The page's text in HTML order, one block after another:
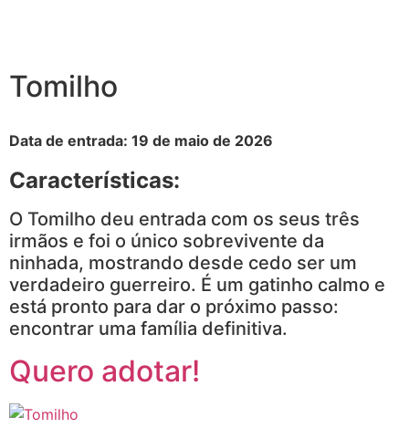
Tomilho
Data de entrada: 19 de maio de 2026
Características:
O Tomilho deu entrada com os seus três
irmãos e foi o único sobrevivente da
ninhada, mostrando desde cedo ser um
verdadeiro guerreiro. É um gatinho calmo e
está pronto para dar o próximo passo:
encontrar uma família definitiva.
Quero adotar!